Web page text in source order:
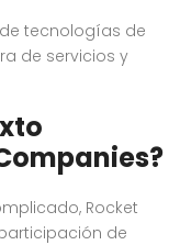
tecnologías de
de servicios y
Rocket
de